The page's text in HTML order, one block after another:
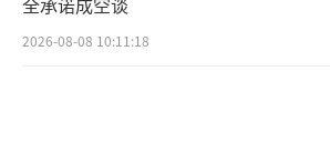
2026-08-08 10:11:18